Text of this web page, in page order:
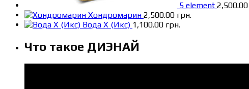
5 element 2,500.00
Хондромарин 2,500.00 грн.
Вода X (Икс) 1,100.00 грн.
Что такое ДИЭНАЙ